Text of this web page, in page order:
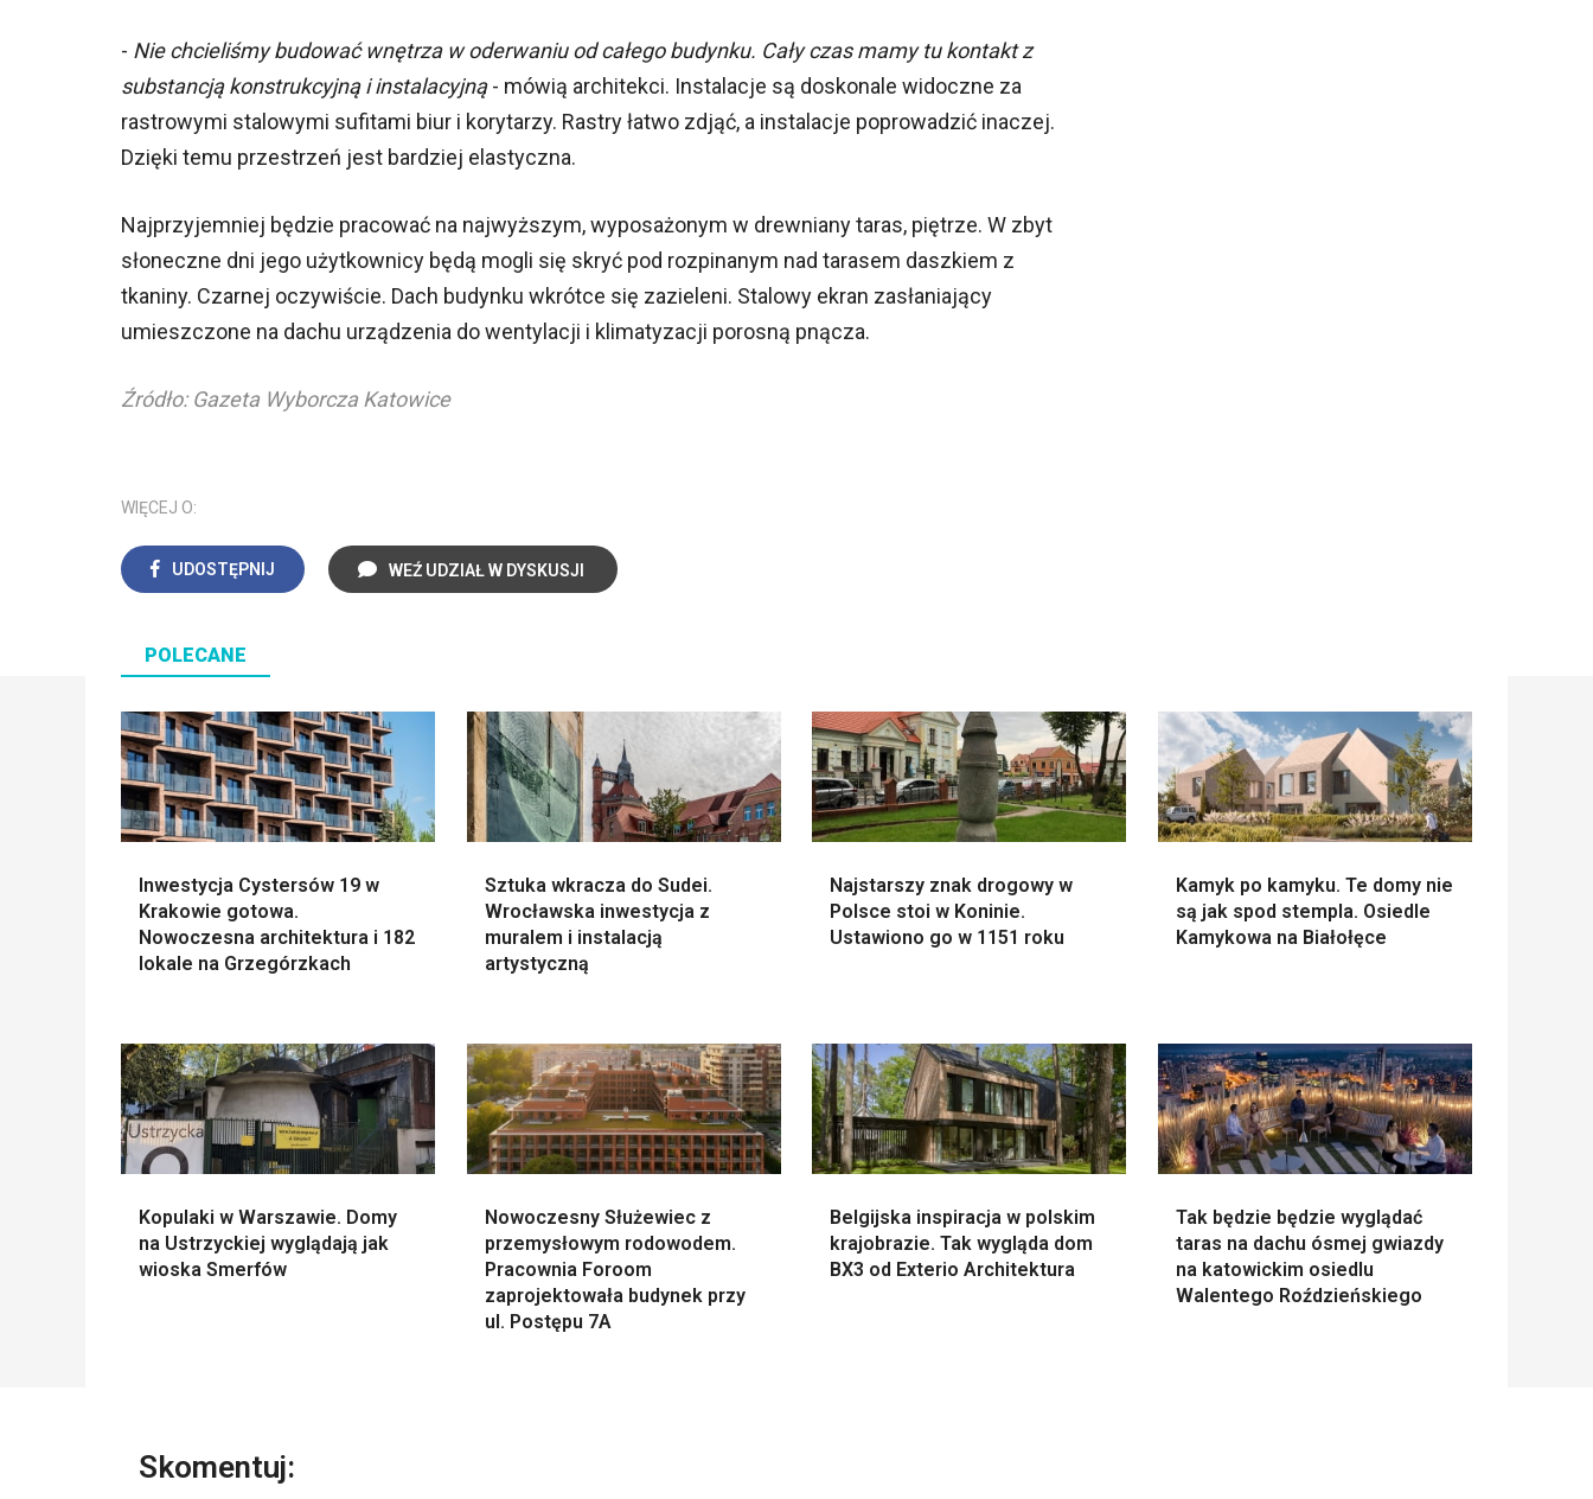
- Nie chcieliśmy budować wnętrza w oderwaniu od całego budynku. Cały czas mamy tu kontakt z
substancją konstrukcyjną i instalacyjną- mówią architekci. Instalacje są doskonale widoczne za
rastrowymi stalowymi sufitami biur i korytarzy. Rastry łatwo zdjąć, a instalacje poprowadzić inaczej.
Dzięki temu przestrzeń jest bardziej elastyczna.
Najprzyjemniej będzie pracować na najwyższym, wyposażonym w drewniany taras, piętrze. W zbyt
słoneczne dni jego użytkownicy będą mogli się skryć pod rozpinanym nad tarasem daszkiem z
tkaniny. Czarnej oczywiście. Dach budynku wkrótce się zazieleni. Stalowy ekran zasłaniający
umieszczone na dachu urządzenia do wentylacji i klimatyzacji porosną pnącza.
Źródło: Gazeta Wyborcza Katowice
WIĘCEJ O:
UDOSTĘPNIJ WEŹ UDZIAŁ W DYSKUSJI
POLECANE
Inwestycja Cystersów 19 w
Krakowie gotowa.
Nowoczesna architektura i 182
lokale na Grzegórzkach
Sztuka wkracza do Sudei.
Wrocławska inwestycja z
muralem i instalacją
artystyczną
Najstarszy znak drogowy w
Polsce stoi w Koninie.
Ustawiono go w 1151 roku
Kamyk po kamyku. Te domy nie
są jak spod stempla. Osiedle
Kamykowa na Białołęce
Kopulaki w Warszawie. Domy
na Ustrzyckiej wyglądają jak
wioska Smerfów
Nowoczesny Służewiec z
przemysłowym rodowodem.
Pracownia Foroom
zaprojektowała budynek przy
ul. Postępu 7A
Belgijska inspiracja w polskim
krajobrazie. Tak wygląda dom
BX3 od Exterio Architektura
Tak będzie będzie wyglądać
taras na dachu ósmej gwiazdy
na katowickim osiedlu
Walentego Roździeńskiego
Skomentuj: